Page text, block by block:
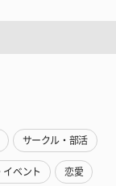
サークル・部活
イベント 恋愛